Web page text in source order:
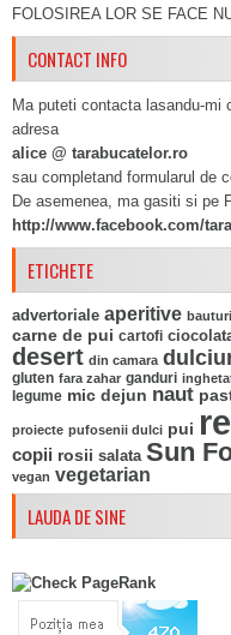
FOLOSIREA LOR SE FACE
CONTACT INFO
Ma puteti contacta lasandu-mi
adresa
alice @ tarabucatelor.ro
sau completand formularul de
De asemenea, ma gasiti si pe
http://www.facebook.com/
ETICHETE
advertoriale aperitive bauturi
carne de pui cartofi
desert din camara
gluten fara zahar ganduri
legume mic dejun naut
proiecte pufosenii dulci pui
copii rosii salata Sun
vegan vegetarian
LAUDA DE SINE